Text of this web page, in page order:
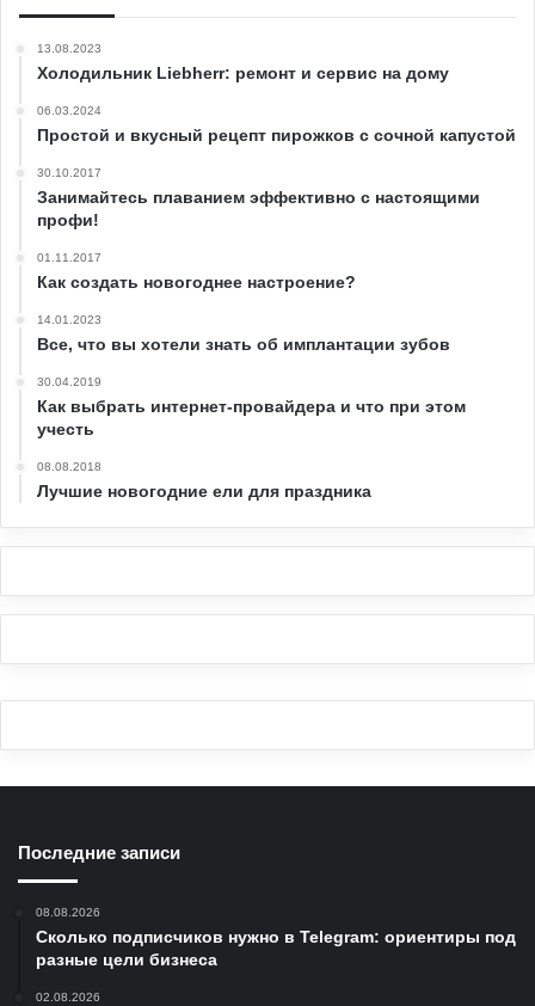
13.08.2023
Холодильник Liebherr: ремонт и сервис на дому
06.03.2024
Простой и вкусный рецепт пирожков с сочной капустой
30.10.2017
Занимайтесь плаванием эффективно с настоящими
профи!
01.11.2017
Как создать новогоднее настроение?
14.01.2023
Все, что вы хотели знать об имплантации зубов
30.04.2019
Как выбрать интернет-провайдера и что при этом
учесть
08.08.2018
Лучшие новогодние ели для праздника
Последние записи
08.08.2026
Сколько подписчиков нужно в Telegram: ориентиры под
разные цели бизнеса
02.08.2026